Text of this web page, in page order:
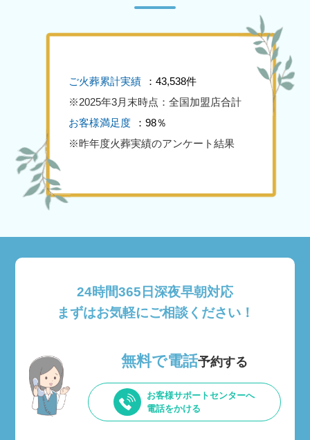
ご火葬累計実績
：43,538件
※2025年3月末時点：全国加盟店合計
お客様満足度
：98％
※昨年度火葬実績のアンケート結果
24時間365日深夜早朝対応
まずはお気軽にご相談ください！
無料で電話予約する
お客様サポートセンターへ
電話をかける